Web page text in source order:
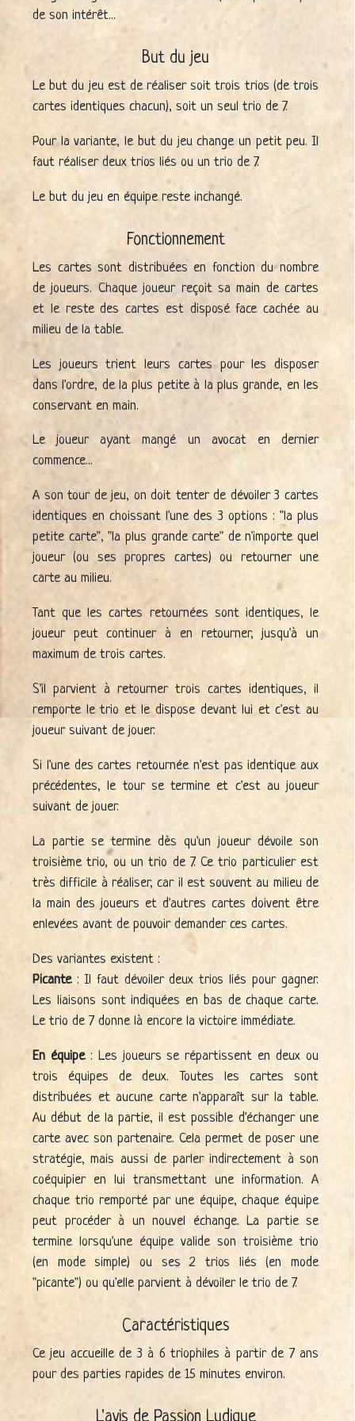
de son intérêt...
But du jeu
Le but du jeu est de réaliser soit trois trios (de trois
cartes identiques chacun), soit un seul trio de 7.
Pour la variante, le but du jeu change un petit peu. Il
faut réaliser deux trios liés ou un trio de 7.
Le but du jeu en équipe reste inchangé.
Fonctionnement
Les cartes sont distribuées en fonction du nombre
de joueurs. Chaque joueur reçoit sa main de cartes
et le reste des cartes est disposé face cachée au
milieu de la table.
Les joueurs trient leurs cartes pour les disposer
dans l'ordre, de la plus petite à la plus grande, en les
conservant en main.
Le joueur ayant mangé un avocat en dernier
commence...
A son tour de jeu, on doit tenter de dévoiler 3 cartes
identiques en choissant l'une des 3 options : "la plus
petite carte", "la plus grande carte" de n'importe quel
joueur (ou ses propres cartes) ou retourner une
carte au milieu.
Tant que les cartes retournées sont identiques, le
joueur peut continuer à en retourner, jusqu'à un
maximum de trois cartes.
S'il parvient à retourner trois cartes identiques, il
remporte le trio et le dispose devant lui et c'est au
joueur suivant de jouer.
Si l'une des cartes retournée n'est pas identique aux
précédentes, le tour se termine et c'est au joueur
suivant de jouer.
La partie se termine dès qu'un joueur dévoile son
troisième trio, ou un trio de 7. Ce trio particulier est
très difficile à réaliser, car il est souvent au milieu de
la main des joueurs et d'autres cartes doivent être
enlevées avant de pouvoir demander ces cartes.
Des variantes existent :
Picante: Il faut dévoiler deux trios liés pour gagner.
Les liaisons sont indiquées en bas de chaque carte.
Le trio de 7 donne là encore la victoire immédiate.
En équipe: Les joueurs se répartissent en deux ou
trois équipes de deux. Toutes les cartes sont
distribuées et aucune carte n'apparaît sur la table.
Au début de la partie, il est possible d'échanger une
carte avec son partenaire. Cela permet de poser une
stratégie, mais aussi de parler indirectement à son
coéquipier en lui transmettant une information. A
chaque trio remporté par une équipe, chaque équipe
peut procéder à un nouvel échange. La partie se
termine lorsqu'une équipe valide son troisième trio
(en mode simple) ou ses 2 trios liés (en mode
"picante") ou qu'elle parvient à dévoiler le trio de 7.
Caractéristiques
Ce jeu accueille de 3 à 6 triophiles à partir de 7 ans
pour des parties rapides de 15 minutes environ.
L'avis de Passion Ludique